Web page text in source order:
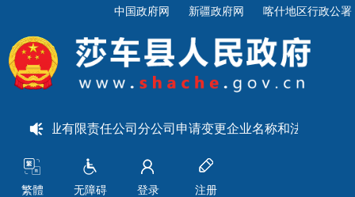
中国政府网 新疆政府网 喀什地区行政公署
达农业有限责任公司分公司申请变更企业名称和法定代表人的
繁體 无障碍 登录 注册